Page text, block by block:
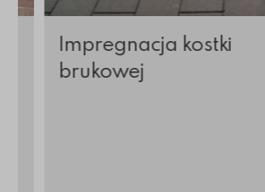
Impregnacja kostki
brukowej